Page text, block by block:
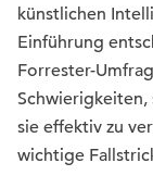
künstlichen
Einführung
Forrester-
Schwierigkeiten,
sie effektiv zu
wichtige